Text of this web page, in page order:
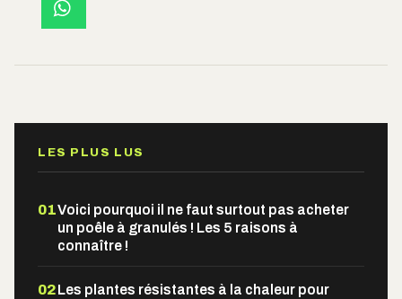
LES PLUS LUS
01Voici pourquoi il ne faut surtout pas acheter
un poêle à granulés ! Les 5 raisons à
connaître !
02Les plantes résistantes à la chaleur pour